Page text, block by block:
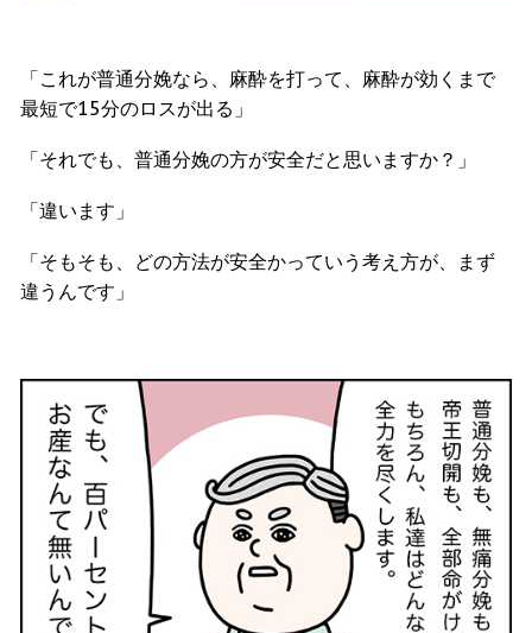
「これが普通分娩なら、麻酔を打って、麻酔が効くまで
最短で15分のロスが出る」
「それでも、普通分娩の方が安全だと思いますか？」
「違います」
「そもそも、どの方法が安全かっていう考え方が、まず
違うんです」